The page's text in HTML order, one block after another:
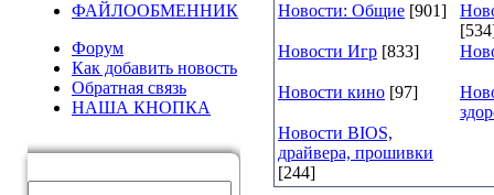
ФАЙЛООБМЕННИК
Форум
Как добавить новость
Обратная связь
НАША КНОПКА
Новости: Общие [901]
Новости Игр [833]
Новости кино [97]
Новости BIOS,
драйвера, прошивки
[244]